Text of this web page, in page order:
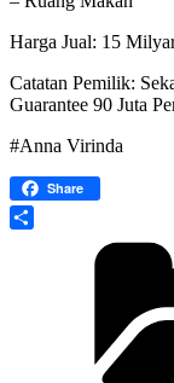
Harga Jual: 15
Catatan Pemilik:
Guarantee 90 Juta
#Anna Virinda
Share